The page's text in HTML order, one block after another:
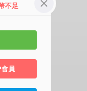
不足
員